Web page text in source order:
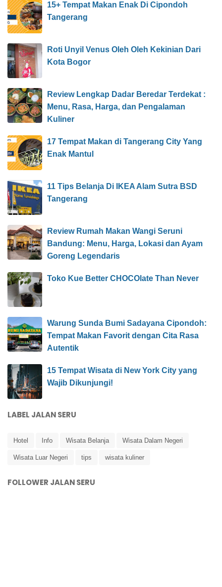
15+ Tempat Makan Enak Di Cipondoh
Tangerang
Roti Unyil Venus Oleh Oleh Kekinian Dari
Kota Bogor
Review Lengkap Dadar Beredar Terdekat :
Menu, Rasa, Harga, dan Pengalaman
Kuliner
17 Tempat Makan di Tangerang City Yang
Enak Mantul
11 Tips Belanja Di IKEA Alam Sutra BSD
Tangerang
Review Rumah Makan Wangi Seruni
Bandung: Menu, Harga, Lokasi dan Ayam
Goreng Legendaris
Toko Kue Better CHOCOlate Than Never
Warung Sunda Bumi Sadayana Cipondoh:
Tempat Makan Favorit dengan Cita Rasa
Autentik
15 Tempat Wisata di New York City yang
Wajib Dikunjungi!
LABEL JALAN SERU
Hotel Info Wisata Belanja Wisata Dalam Negeri
Wisata Luar Negeri tips wisata kuliner
FOLLOWER JALAN SERU